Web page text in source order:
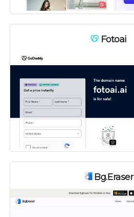
Fotoai
Bg.Eraser